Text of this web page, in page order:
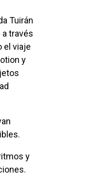
a través
el viaje
y